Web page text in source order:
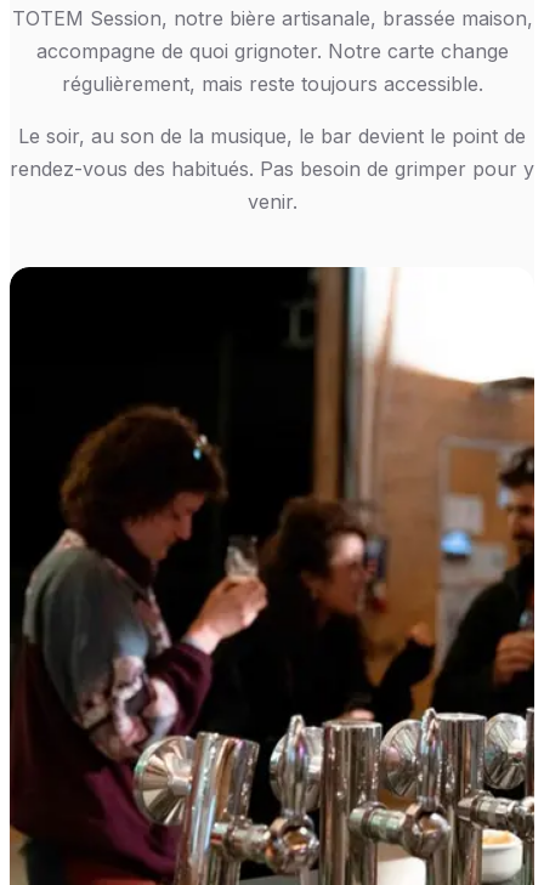
TOTEM Session, notre bière artisanale, brassée maison,
accompagne de quoi grignoter. Notre carte change
régulièrement, mais reste toujours accessible.
Le soir, au son de la musique, le bar devient le point de
rendez-vous des habitués. Pas besoin de grimper pour y
venir.